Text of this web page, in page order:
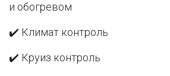
и обогревом
✔️ Климат контроль
✔️ Круиз контроль